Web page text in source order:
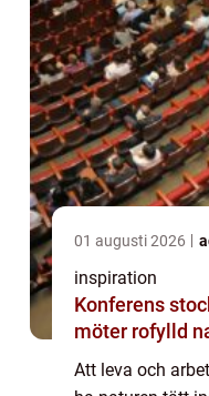
01 augusti 2026
inspiration
Konferens stockholm
möter rofylld
Att leva och